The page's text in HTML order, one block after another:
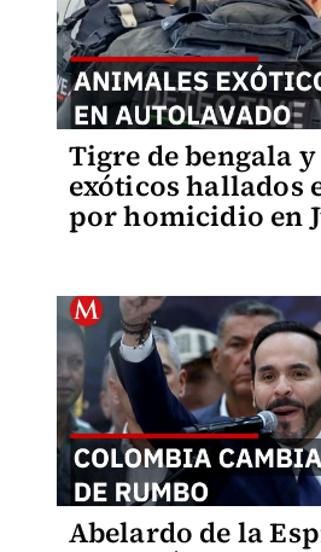
Tigre de bengala
exóticos hallados
por homicidio en
Abelardo de la